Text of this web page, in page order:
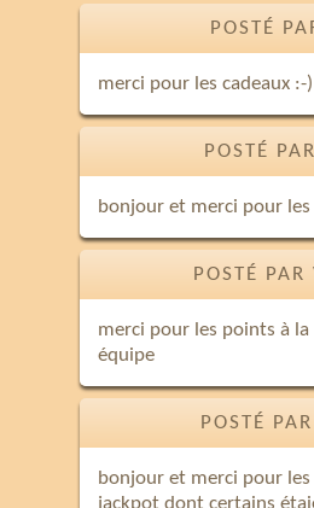
POSTÉ
merci pour les cadeaux :-)
POSTÉ
bonjour et merci pour les
POSTÉ
merci pour les points à
équipe
POSTÉ
bonjour et merci pour
jackpot dont certains